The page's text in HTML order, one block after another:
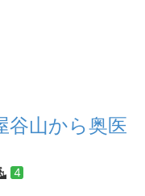
谷山から奥医
4